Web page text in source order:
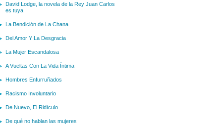
David Lodge, la novela de la Rey Juan Carlos
es tuya
La Bendición de La Chana
Del Amor Y La Desgracia
La Mujer Escandalosa
A Vueltas Con La Vida Íntima
Hombres Enfurruñados
Racismo Involuntario
De Nuevo, El Ridículo
De qué no hablan las mujeres